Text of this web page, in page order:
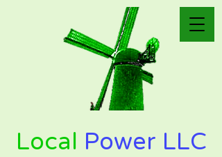
Local Power LLC